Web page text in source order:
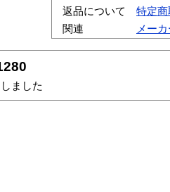
返品について
特定
関連
メー
ました